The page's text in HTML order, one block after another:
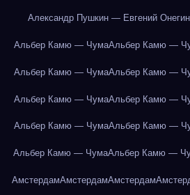
Александр Пушкин — Евгений Онегин
Альбер Камю — ЧумаАльбер Камю —
Альбер Камю — ЧумаАльбер Камю —
Альбер Камю — ЧумаАльбер Камю —
Альбер Камю — ЧумаАльбер Камю —
Альбер Камю — ЧумаАльбер Камю —
АмстердамАмстердамАмстердам